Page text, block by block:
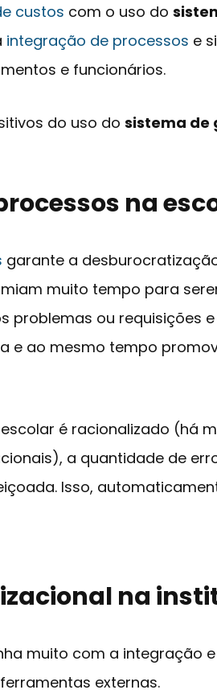
custos com o uso do
integração de processos e
e funcionários.
do uso do sistema de
na
garante a
muito tempo para
problemas ou requisições
e ao mesmo tempo
é racionalizado (há
a quantidade de
Isso,
na
muito com a integração
externas.